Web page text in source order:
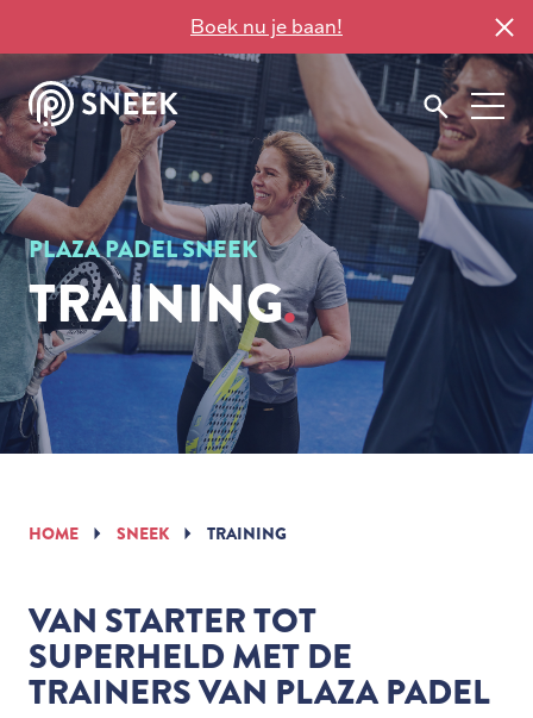
Boek nu je baan!
PLAZA PADEL SNEEK
TRAINING
HOME SNEEK TRAINING
VAN STARTER TOT
SUPERHELD MET DE
TRAINERS VAN PLAZA PADEL